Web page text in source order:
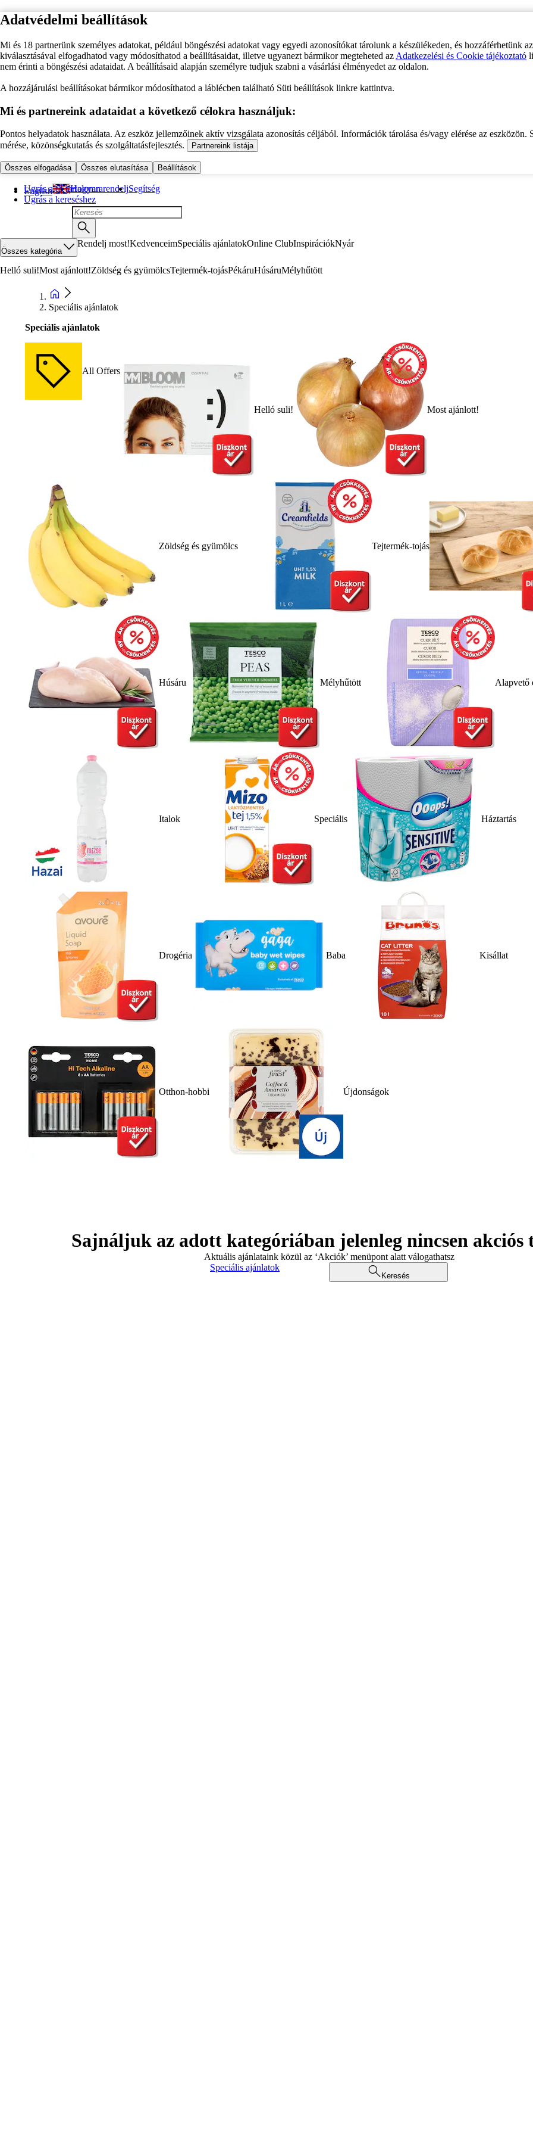
Adatvédelmi beállítások
Mi és 18 partnerünk személyes adatokat, például böngészési adatokat vagy egyedi azonosítókat tárolunk a készülékeden, és hozzáférhetünk
kiválasztásával elfogadhatod vagy módosíthatod a beállításaidat, illetve ugyanezt bármikor megteheted az Adatkezelési és Cookie tájékoztató
nem érinti a böngészési adataidat. A beállításaid alapján személyre tudjuk szabni a vásárlási élményedet az oldalon.
A hozzájárulási beállításokat bármikor módosíthatod a láblécben található Süti beállítások linkre kattintva.
Mi és partnereink adataidat a következő célokra használjuk:
Pontos helyadatok használata. Az eszköz jellemzőinek aktív vizsgálata azonosítás céljából. Információk tárolása és/vagy elérése az eszközön.
mérése, közönségkutatás és szolgáltatásfejlesztés.
Partnereink listája
Összes elfogadása Összes elutasítása Beállítások
Ugrás a fő tartalomra
Ugrás a kereséshez
English Hogyan rendeljSegítség
Összes kategória
Rendelj most!KedvenceimSpeciális ajánlatokOnline ClubInspirációkNyár
Helló suli!Most ajánlott!Zöldség és gyümölcsTejtermék-tojásPékáruHúsáruMélyhűtött
Speciális ajánlatok
Speciális ajánlatok
All Offers
Helló suli! Most ajánlott!
Zöldség és gyümölcs Tejtermék-tojás
Húsáru Mélyhűtött Alapvető
Italok Speciális Háztartás
Drogéria Baba Kisállat
Otthon-hobbi Újdonságok
Sajnáljuk az adott kategóriában jelenleg nincsen akciós
Aktuális ajánlataink közül az ‘Akciók’ menüpont alatt válogathatsz
Speciális ajánlatok
Keresés